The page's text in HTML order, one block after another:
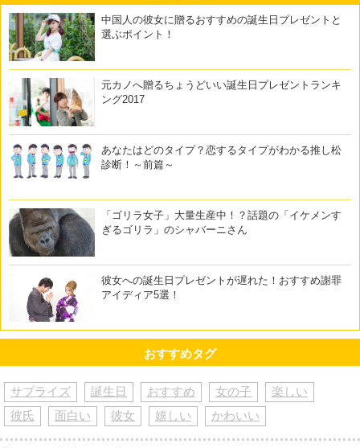
中国人の彼女に贈るおすすめの誕生日プレゼントと
選ぶポイント！
元カノへ贈るちょうどいい誕生日プレゼントランキ
ング2017
あなたはどのタイプ？恋するタイプがわかる推し松
診断！～前篇～
「ゴリラ女子」大量生産中！？話題の「イケメンす
ぎるゴリラ」のシャバーニさん
彼女への誕生日プレゼントが遅れた！おすすめ謝罪
アイディア5選！
おすすめタグ
サプライズ 誕生日 おすすめ 女の子
楽しい
彼氏
面白い 彼女 嬉しい かわいい